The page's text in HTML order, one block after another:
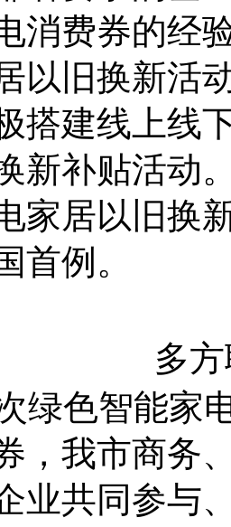
消费券的经
以旧换新活
搭建线上线
新补贴活动
家居以旧换
首例。
多
色智能家电
，我市商务
业共同参与